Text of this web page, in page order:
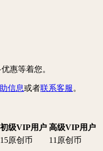
惠等着您。
信息或者联系客服 。
初级VIP用户 高级VIP用户
15原创币 11原创币